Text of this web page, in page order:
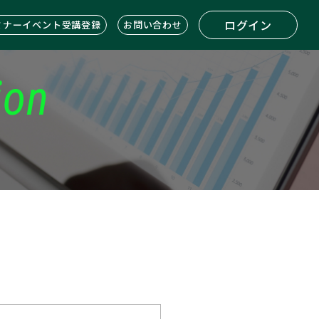
ナーイベント受講登録 お問い合わせ ログイン